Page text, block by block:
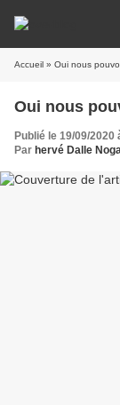
Accueil » Oui nous
Oui nous
Publié le 19/09/2020
Par hervé Dalle